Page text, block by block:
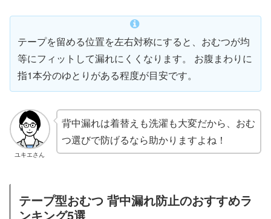
テープを留める位置を左右対称にすると、おむつが均
等にフィットして漏れにくくなります。 お腹まわりに
指1本分のゆとりがある程度が目安です。
ユキエさん
背中漏れは着替えも洗濯も大変だから、おむ
つ選びで防げるなら助かりますよね！
テープ型おむつ 背中漏れ防止のおすすめラ
ンキング5選